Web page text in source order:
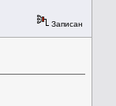
Записан